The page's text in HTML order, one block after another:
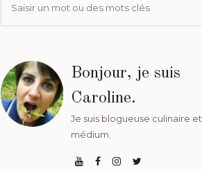
Bonjour, je suis
Caroline.
Je suis blogueuse culinaire et
médium.